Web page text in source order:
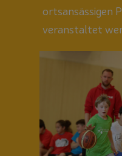
ortsansässigen
veranstaltet